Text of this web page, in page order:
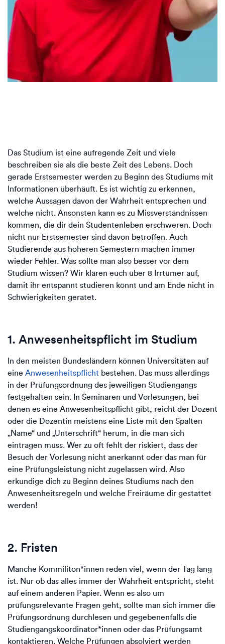
Das Studium ist eine aufregende Zeit und viele
beschreiben sie als die beste Zeit des Lebens. Doch
gerade Erstsemester werden zu Beginn des Studiums mit
Informationen überhäuft. Es ist wichtig zu erkennen,
welche Aussagen davon der Wahrheit entsprechen und
welche nicht. Ansonsten kann es zu Missverständnissen
kommen, die dir dein Studentenleben erschweren. Doch
nicht nur Erstsemester sind davon betroffen. Auch
Studierende aus höheren Semestern machen immer
wieder Fehler. Was sollte man also besser vor dem
Studium wissen? Wir klären euch über 8 Irrtümer auf,
damit ihr entspannt studieren könnt und am Ende nicht in
Schwierigkeiten geratet.
1. Anwesenheitspflicht im Studium
In den meisten Bundesländern können Universitäten auf
eine Anwesenheitspflicht bestehen. Das muss allerdings
in der Prüfungsordnung des jeweiligen Studiengangs
festgehalten sein. In Seminaren und Vorlesungen, bei
denen es eine Anwesenheitspflicht gibt, reicht der Dozent
oder die Dozentin meistens eine Liste mit den Spalten
„Name“ und „Unterschrift“ herum, in die man sich
eintragen muss. Wer zu oft fehlt der riskiert, dass der
Besuch der Vorlesung nicht anerkannt oder das man für
eine Prüfungsleistung nicht zugelassen wird. Also
erkundige dich zu Beginn deines Studiums nach den
Anwesenheitsregeln und welche Freiräume dir gestattet
werden!
2. Fristen
Manche Kommiliton*innen reden viel, wenn der Tag lang
ist. Nur ob das alles immer der Wahrheit entspricht, steht
auf einem anderen Papier. Wenn es also um
prüfungsrelevante Fragen geht, sollte man sich immer die
Prüfungsordnung durchlesen und gegebenenfalls die
Studiengangskoordinator*innen oder das Prüfungsamt
kontaktieren. Welche Prüfungen absolviert werden